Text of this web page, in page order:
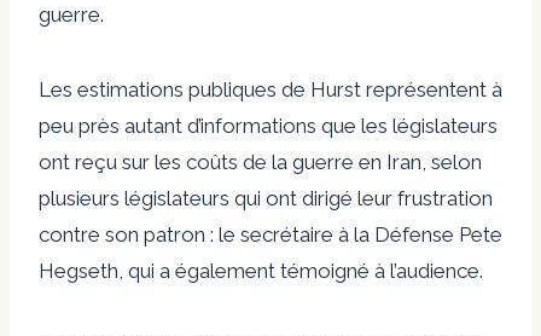
guerre.
Les estimations publiques de Hurst représentent à
peu près autant d’informations que les législateurs
ont reçu sur les coûts de la guerre en Iran, selon
plusieurs législateurs qui ont dirigé leur frustration
contre son patron : le secrétaire à la Défense Pete
Hegseth, qui a également témoigné à l’audience.